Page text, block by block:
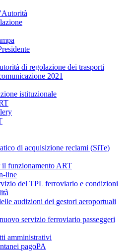
di regolazione dei trasporti
2021
istituzionale
di acquisizione reclami (SiTe)
il funzionamento ART
line
del TPL ferroviario e condizioni
audizioni dei gestori aeroportuali
servizio ferroviario passeggeri
amministrativi
pagoPA